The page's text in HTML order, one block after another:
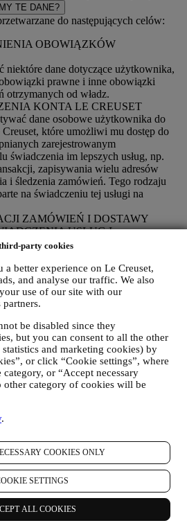
party cookies
better experience on Le Creuset,
and analyse our traffic. We also
use of our site with our
be disabled since they
but you can consent to all the other
statistics and marketing cookies) by
or click “Cookie settings”, where
or “Accept necessary
other category of cookies will be
.
COOKIES ONLY
SETTINGS
ALL COOKIES
TE DANE?
do następujących celów:
OBOWIĄZKÓW
niektóre dane dotyczące użytkownika,
prawne i inne obowiązki
otrzymanych od władz.
KONTA LE CREUSET
dane osobowe użytkownika do
które umożliwi mu dostęp do
zarejestrowanym
świadczenia im lepszych usług, np.
zapisywania wielu adresów
i śledzenia zamówień. Tego rodzaju
na świadczeniu tej usługi na
ZAMÓWIEŃ I DOSTAWY
USŁUG I
UŻYTKOWNIKOWI
zakupem produktów w Witrynie
korzystania z Witryny internetowej,
pomocy posprzedażowej albo
użytkownika w konkursach. Możemy
związanych ze stosunkiem
rachunkowości i audytu,
kontroli bezpieczeństwa pod
bezpieczeństwa, ochrony,
obsługi i analizy statystycznej itp.
zmuszeni skontaktować się z
aby wysłać użytkownikowi
udzielenia odpowiedzi na zapytania
formularzy zamieszczonych w
albo dostarczone innymi
przetwarzanie jest oparte na
commerce na podstawie umowy.
Twoje dane (zgodnie z Twoimi